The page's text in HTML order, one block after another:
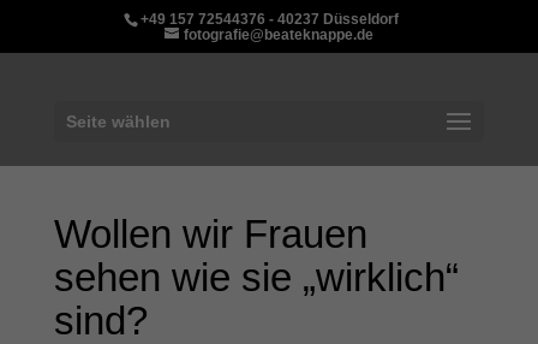
+49 157 72544376 - 40237 Düsseldorf
fotografie@beateknappe.de
Seite wählen
Wollen wir Frauen
sehen wie sie „wirklich“
sind?